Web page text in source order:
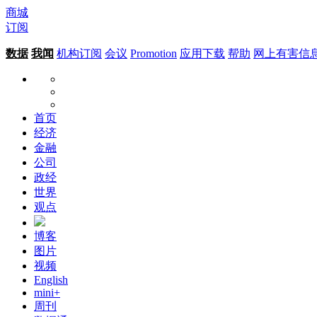
商城
订阅
数据 我闻 机构订阅 会议 Promotion 应用下载 帮助 网上有害信
首页
经济
金融
公司
政经
世界
观点
博客
图片
视频
English
mini+
周刊